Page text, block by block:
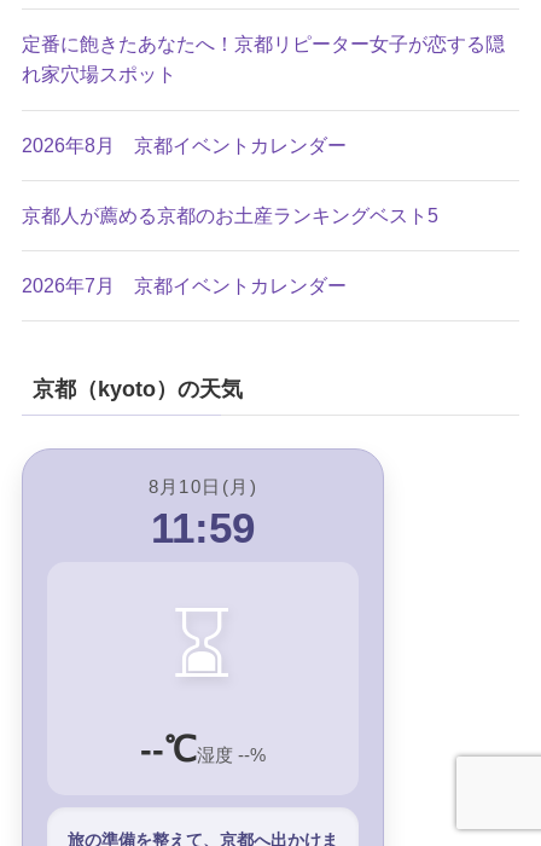
定番に飽きたあなたへ！京都リピーター女子が恋する隠
れ家穴場スポット
2026年8月 京都イベントカレンダー
京都人が薦める京都のお土産ランキングベスト5
2026年7月 京都イベントカレンダー
京都（kyoto）の天気
8月10日(月)
11:59
⌛
--℃湿度 --%
旅の準備を整えて、京都へ出かけま